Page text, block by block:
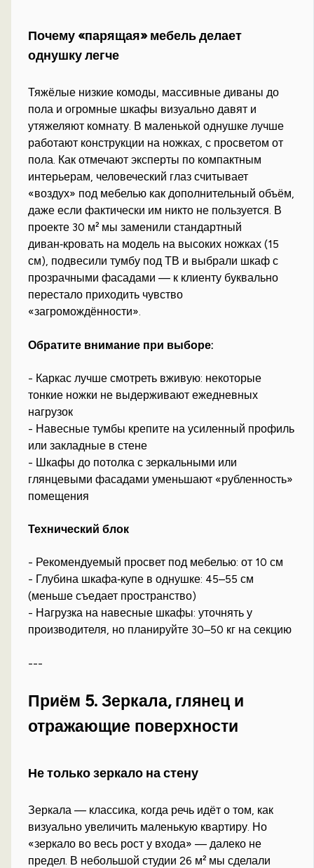
Почему «парящая» мебель делает
однушку легче
Тяжёлые низкие комоды, массивные диваны до
пола и огромные шкафы визуально давят и
утяжеляют комнату. В маленькой однушке лучше
работают конструкции на ножках, с просветом от
пола. Как отмечают эксперты по компактным
интерьерам, человеческий глаз считывает
«воздух» под мебелью как дополнительный объём,
даже если фактически им никто не пользуется. В
проекте 30 м² мы заменили стандартный
диван‑кровать на модель на высоких ножках (15
см), подвесили тумбу под ТВ и выбрали шкаф с
прозрачными фасадами — к клиенту буквально
перестало приходить чувство
«загромождённости».
Обратите внимание при выборе:
- Каркас лучше смотреть вживую: некоторые
тонкие ножки не выдерживают ежедневных
нагрузок
- Навесные тумбы крепите на усиленный профиль
или закладные в стене
- Шкафы до потолка с зеркальными или
глянцевыми фасадами уменьшают «рубленность»
помещения
Технический блок
- Рекомендуемый просвет под мебелью: от 10 см
- Глубина шкафа‑купе в однушке: 45–55 см
(меньше съедает пространство)
- Нагрузка на навесные шкафы: уточнять у
производителя, но планируйте 30–50 кг на секцию
---
Приём 5. Зеркала, глянец и
отражающие поверхности
Не только зеркало на стену
Зеркала — классика, когда речь идёт о том, как
визуально увеличить маленькую квартиру. Но
«зеркало во весь рост у входа» — далеко не
предел. В небольшой студии 26 м² мы сделали